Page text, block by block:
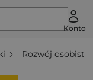
Konto
Rozwój osobisty